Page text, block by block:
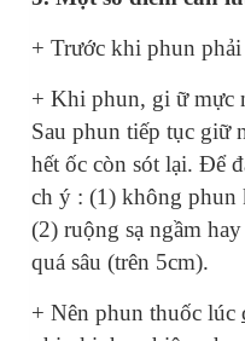
+ Trước khi phun
+ Khi phun, gi ữmực
Sau phun tiếp tục giữ
hết ốc còn sót lại. Để
ch ý : (1) không phun
(2) ruộng sạ ngầm
quá sâu (trên 5cm).
+ Nên phun thuốc lúc